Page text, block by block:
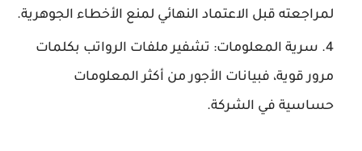
لمراجعته قبل الاعتماد النهائي لمنع الأخطاء الجوهرية.
سرية المعلومات: تشفير ملفات الرواتب بكلمات
مرور قوية، فبيانات الأجور من أكثر المعلومات
حساسية في الشركة.